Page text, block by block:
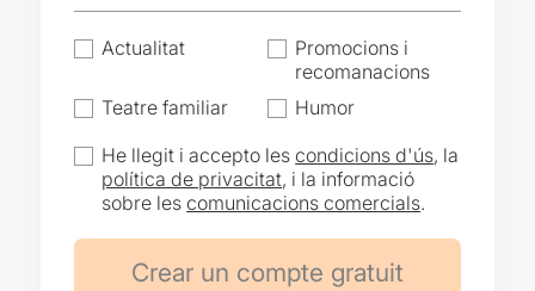
Actualitat
Promocions i
recomanacions
Teatre familiar
Humor
He llegit i accepto lescondicions d'ús, la
política de privacitat, i la informació
sobre lescomunicacions comercials.